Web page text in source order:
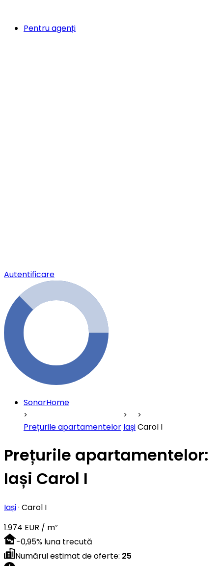
Pentru agenți
Autentificare
SonarHome
Prețurile apartamentelor IașiCarol I
Prețurile apartamentelor:
Iași Carol I
Iași· Carol I
1.974 EUR / m²
-0,95% luna trecută
Numărul estimat de oferte: 25